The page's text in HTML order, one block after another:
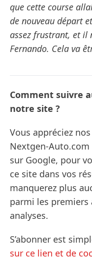
que cette course
de nouveau départ
assez frustrant, et il
Fernando. Cela va
Comment suivre
notre site ?
Vous appréciez
Nextgen-
sur Google, pour
ce site dans vos
manquerez plus
parmi les
analyses.
S’abonner est
sur ce lien et de